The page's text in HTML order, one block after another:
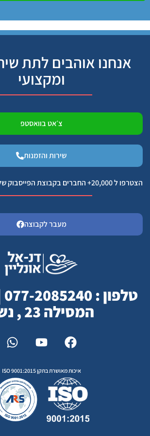
אנחנו אוהבים לתת
ומקצועי
צ׳אט בוואסטפ
שירות והזמנות
הצטרפו ל 20,000+ החברים בקבוצת הפייסבוק שלנו ״מטפלים בהורים
מעבר לקבוצה
המסילה 23 , נשר
איכות מאושרת בתקן ISO 9001:2015